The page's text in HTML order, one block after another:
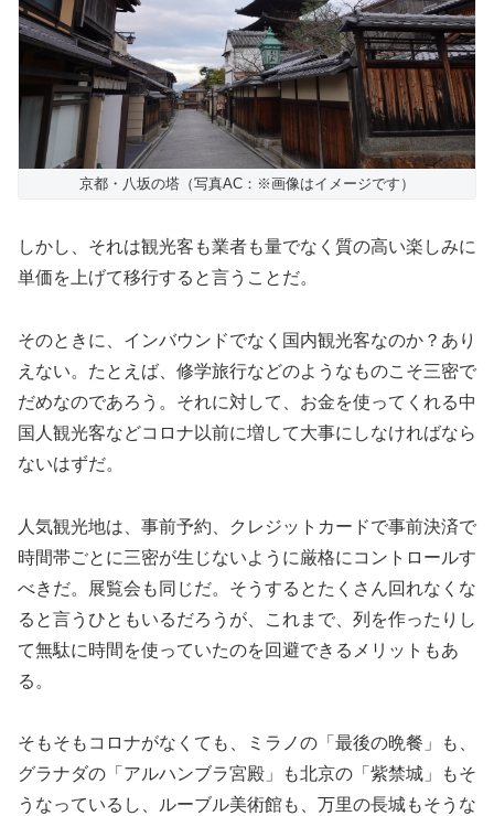
京都・八坂の塔（写真AC：※画像はイメージです）
しかし、それは観光客も業者も量でなく質の高い楽しみに
単価を上げて移行すると言うことだ。
そのときに、インバウンドでなく国内観光客なのか？あり
えない。たとえば、修学旅行などのようなものこそ三密で
だめなのであろう。それに対して、お金を使ってくれる中
国人観光客などコロナ以前に増して大事にしなければなら
ないはずだ。
人気観光地は、事前予約、クレジットカードで事前決済で
時間帯ごとに三密が生じないように厳格にコントロールす
べきだ。展覧会も同じだ。そうするとたくさん回れなくな
ると言うひともいるだろうが、これまで、列を作ったりし
て無駄に時間を使っていたのを回避できるメリットもあ
る。
そもそもコロナがなくても、ミラノの「最後の晩餐」も、
グラナダの「アルハンブラ宮殿」も北京の「紫禁城」もそ
うなっているし、ルーブル美術館も、万里の長城もそうな